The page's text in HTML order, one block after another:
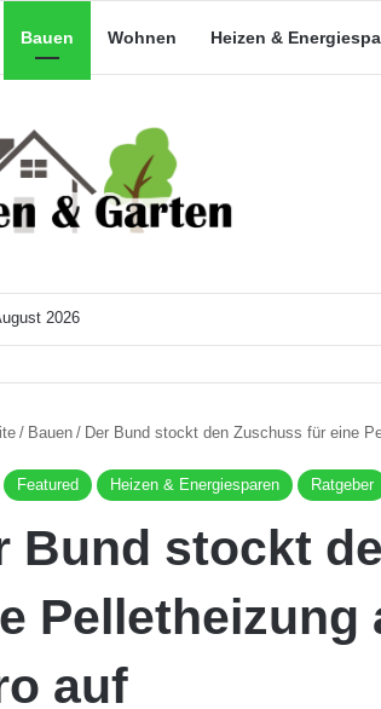
Bauen Wohnen Heizen &
2026
/ Bauen / Der Bund stockt den Zuschuss für eine
Featured Heizen & Energiesparen Ratgeber
Bund stockt
Pelletheizung
auf